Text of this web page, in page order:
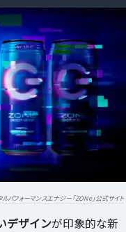
ルパフォーマンスエナジー「ZONe」公式サイト
デザインが印象的な新